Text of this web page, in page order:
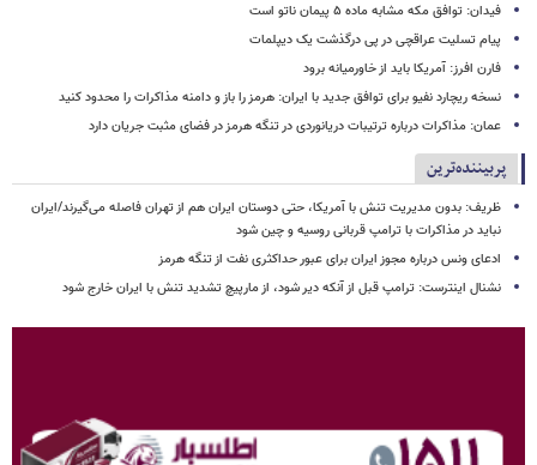
فیدان: توافق مکه مشابه ماده ۵ پیمان ناتو است
پیام تسلیت عراقچی در پی درگذشت یک دیپلمات
فارن افرز: آمریکا باید از خاورمیانه برود
نسخه ریچارد نفیو برای توافق جدید با ایران: هرمز را باز و دامنه مذاکرات را محدود کنید
عمان: مذاکرات درباره ترتیبات دریانوردی در تنگه هرمز در فضای مثبت جریان دارد
پربیننده‌ترین
ظریف: بدون مدیریت تنش با آمریکا، حتی دوستان ایران هم از تهران فاصله می‌گیرند/ایران
نباید در مذاکرات با ترامپ قربانی روسیه و چین شود
ادعای ونس درباره مجوز ایران برای عبور حداکثری نفت از تنگه هرمز
نشنال اینترست: ترامپ قبل از آنکه دیر شود، از مارپیچ تشدید تنش با ایران خارج شود